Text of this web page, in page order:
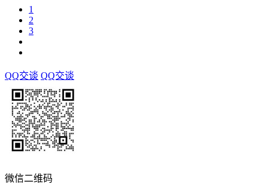
1
2
3
QQ交谈 QQ交谈
微信二维码